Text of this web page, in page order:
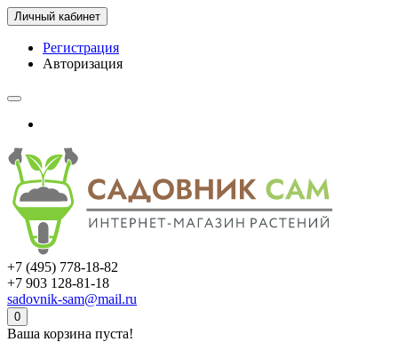
Личный кабинет
Регистрация
Авторизация
+7 (495) 778-18-82
+7 903 128-81-18
sadovnik-sam@mail.ru
0
Ваша корзина пуста!